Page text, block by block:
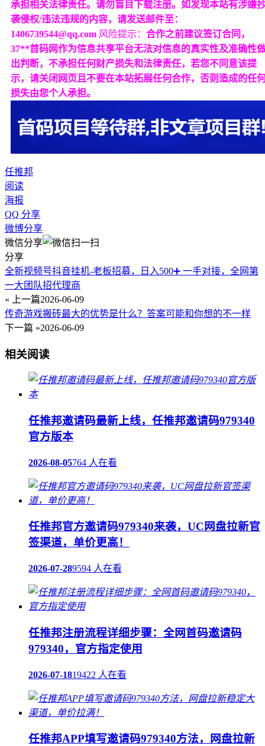
承担相关法律责任。请勿盲目下载注册。如发现本站有涉嫌
袭侵权/违法违规的内容，请发送邮件至：
1406739544@qq.com 风险提示： 合作之前建议签订合同，
37**首码网作为信息共享平台无法对信息的真实性及准确性
出判断，不承担任何财产损失和法律责任，若您不同意该提
示，请关闭网页且不要在本站拓展任何合作，否则造成的任
损失由您个人承担。
任推邦
阅读
海报
QQ 分享
微博分享
微信分享
分享
全新视频号抖音挂机-老板招募，日入500➕ 一手对接，全网第
一大团队招代理商
« 上一篇2026-06-09
传奇游戏搬砖最大的优势是什么？答案可能和你想的不一样
下一篇 »2026-06-09
相关阅读
任推邦邀请码最新上线，任推邦邀请码979340
官方版本
2026-08-05764 人在看
任推邦官方邀请码979340来袭，UC网盘拉新官
签渠道，单价更高！
2026-07-289594 人在看
任推邦注册流程详细步骤：全网首码邀请码
979340，官方指定使用
2026-07-1819422 人在看
任推邦APP填写邀请码979340方法，网盘拉新